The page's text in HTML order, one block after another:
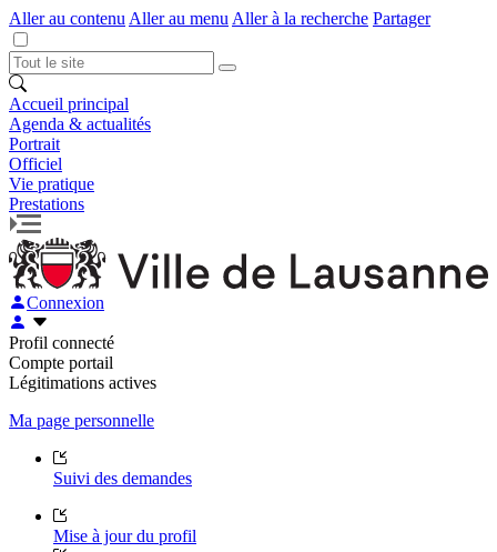
Aller au contenu Aller au menu Aller à la recherche Partager
Accueil principal
Agenda & actualités
Portrait
Officiel
Vie pratique
Prestations
Connexion
Profil connecté
Compte portail
Légitimations actives
Ma page personnelle
Suivi des demandes
Mise à jour du profil